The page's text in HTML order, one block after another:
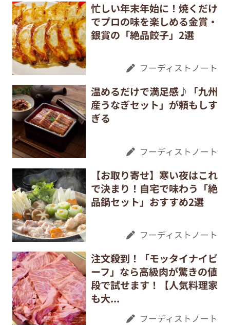
忙しい年末年始に！焼くだけ
でプロの味を楽しめる金賞・
銀賞の「絶品餃子」2選
フーディストノート
温めるだけで満足感♪「九州
産うなぎセット」が頼もしす
ぎる
フーディストノート
【お取り寄せ】寒い夜はこれ
で決まり！自宅で味わう「絶
品鍋セット」おすすめ2選
フーディストノート
注文殺到！「モッタイナイビ
ーフ」なら高級肉が驚きの値
段で試せます！【人気料理家
も大...
フーディストノート